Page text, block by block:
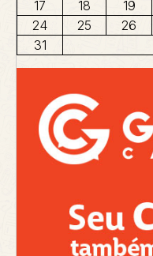
17
18 19
24
25 26
31